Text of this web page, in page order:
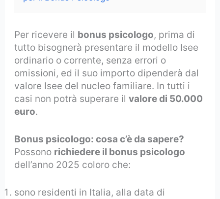
Per ricevere il bonus psicologo, prima di
tutto bisognerà presentare il modello Isee
ordinario o corrente, senza errori o
omissioni, ed il suo importo dipenderà dal
valore Isee del nucleo familiare. In tutti i
casi non potrà superare ilvalore di 50.000
euro.
Bonus psicologo: cosa c’è da sapere?
Possono richiedere il bonus psicologo
dell’anno 2025 coloro che:
sono residenti in Italia, alla data di